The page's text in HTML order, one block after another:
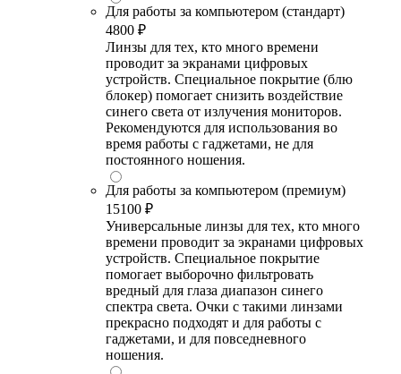
Для работы за компьютером (стандарт)
4800 ₽
Линзы для тех, кто много времени
проводит за экранами цифровых
устройств. Специальное покрытие (блю
блокер) помогает снизить воздействие
синего света от излучения мониторов.
Рекомендуются для использования во
время работы с гаджетами, не для
постоянного ношения.
Для работы за компьютером (премиум)
15100 ₽
Универсальные линзы для тех, кто много
времени проводит за экранами цифровых
устройств. Специальное покрытие
помогает выборочно фильтровать
вредный для глаза диапазон синего
спектра света. Очки с такими линзами
прекрасно подходят и для работы с
гаджетами, и для повседневного
ношения.